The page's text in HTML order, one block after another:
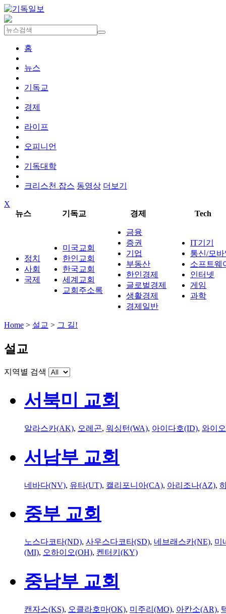
홈
뉴스
기독교
경제
라이프
오피니언
기독대학
크리스천 잡스 동영상 더보기
X
뉴스
기독교 경제 Tech
정치
사회
국제
미국교회
한인교회
한국교회
세계교회
교회주소록
금융
증권
기업
부동산
한인경제
글로벌경제
생활경제
경제일반
IT기기
통신/모
소프트웨
인터넷
게임
과학
Home > 설교 > 그 길!
설교
지역별 검색
서북미 교회
알라스카(AK), 오레곤, 워싱턴(WA), 아이다호(ID), 와이
서남부 교회
네바다(NV), 유타(UT), 캘리포니아(CA), 아리조나(AZ),
중부 교회
노스다코타(ND), 사우스다코타(SD), 네브래스카(NE), 미
(MI), 오하이오(OH), 켄터키(KY)
중남부 교회
캔자스(KS), 오클라호마(OK), 미주리(MO), 아칸소(AR),